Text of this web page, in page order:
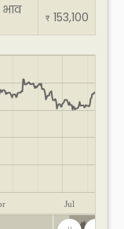
₹ 153,100
Jul